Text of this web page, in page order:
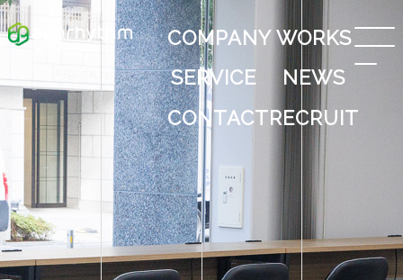
COMPANYWORKS
SERVICE
NEWS
CONTACTRECRUIT